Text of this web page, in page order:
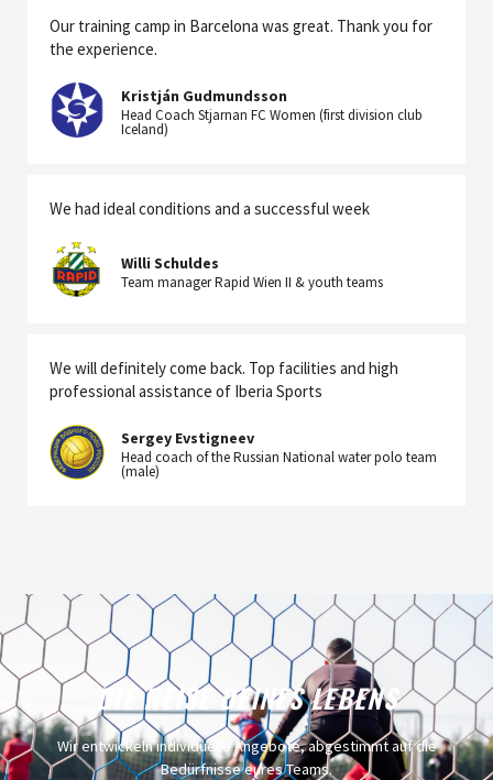
Our training camp in Barcelona was great. Thank you for
the experience.
Kristján Gudmundsson
Head Coach Stjarnan FC Women (first division club
Iceland)
We had ideal conditions and a successful week
Willi Schuldes
Team manager Rapid Wien II & youth teams
We will definitely come back. Top facilities and high
professional assistance of Iberia Sports
Sergey Evstigneev
Head coach of the Russian National water polo team
(male)
DIE REISE DEINES LEBENS
Wir entwickeln individuelle Angebote, abgestimmt auf die
Bedürfnisse eures Teams.